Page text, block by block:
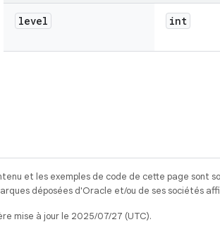
level int
et les exemples de code de cette page sont
déposées d'Oracle et/ou de ses sociétés
mise à jour le 2025/07/27 (UTC).